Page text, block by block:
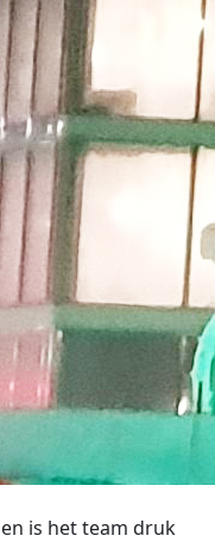
is het team druk